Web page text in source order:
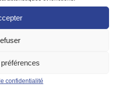
confidentialité